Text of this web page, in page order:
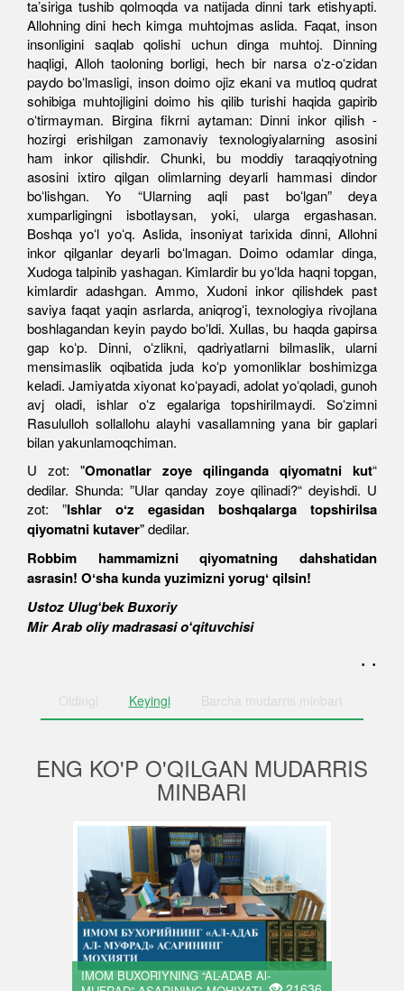
taʼsiriga tushib qolmoqda va natijada dinni tark etishyapti.
Allohning dini hech kimga muhtojmas aslida. Faqat, inson
insonligini saqlab qolishi uchun dinga muhtoj. Dinning
haqligi, Alloh taoloning borligi, hech bir narsa oʻz-oʻzidan
paydo boʻlmasligi, inson doimo ojiz ekani va mutloq qudrat
sohibiga muhtojligini doimo his qilib turishi haqida gapirib
oʻtirmayman. Birgina fikrni aytaman: Dinni inkor qilish -
hozirgi erishilgan zamonaviy texnologiyalarning asosini
ham inkor qilishdir. Chunki, bu moddiy taraqqiyotning
asosini ixtiro qilgan olimlarning deyarli hammasi dindor
boʻlishgan. Yo “Ularning aqli past boʻlgan” deya
xumparligingni isbotlaysan, yoki, ularga ergashasan.
Boshqa yoʻl yoʻq. Aslida, insoniyat tarixida dinni, Allohni
inkor qilganlar deyarli boʻlmagan. Doimo odamlar dinga,
Xudoga talpinib yashagan. Kimlardir bu yoʻlda haqni topgan,
kimlardir adashgan. Ammo, Xudoni inkor qilishdek past
saviya faqat yaqin asrlarda, aniqrogʻi, texnologiya rivojlana
boshlagandan keyin paydo boʻldi. Xullas, bu haqda gapirsa
gap koʻp. Dinni, oʻzlikni, qadriyatlarni bilmaslik, ularni
mensimaslik oqibatida juda koʻp yomonliklar boshimizga
keladi. Jamiyatda xiyonat koʻpayadi, adolat yoʻqoladi, gunoh
avj oladi, ishlar oʻz egalariga topshirilmaydi. Soʻzimni
Rasululloh sollallohu alayhi vasallamning yana bir gaplari
bilan yakunlamoqchiman.
U zot: "Omonatlar zoye qilinganda qiyomatni kut“
dedilar. Shunda: ”Ular qanday zoye qilinadi?“ deyishdi. U
zot: ”Ishlar oʻz egasidan boshqalarga topshirilsa
qiyomatni kutaver" dedilar.
Robbim hammamizni qiyomatning dahshatidan
asrasin! Oʻsha kunda yuzimizni yorugʻ qilsin!
Ustoz Ulugʻbek Buxoriy
Mir Arab oliy madrasasi oʻqituvchisi
. .
Oldingi Keyingi Barcha mudarris minbari
ENG KO'P O'QILGAN MUDARRIS
MINBARI
IMOM BUXORIYNING “AL-ADAB Al-